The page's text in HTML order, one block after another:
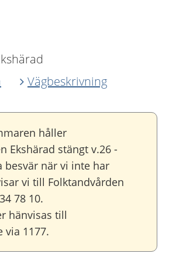
Vägbeskrivning
håller
Ekshärad stängt v.26 -
besvär när vi inte har
vi till Folktandvården
78 10.
hänvisas till
via 1177.